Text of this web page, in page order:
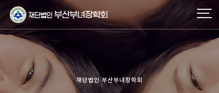
재단법인 부산부녀장학회